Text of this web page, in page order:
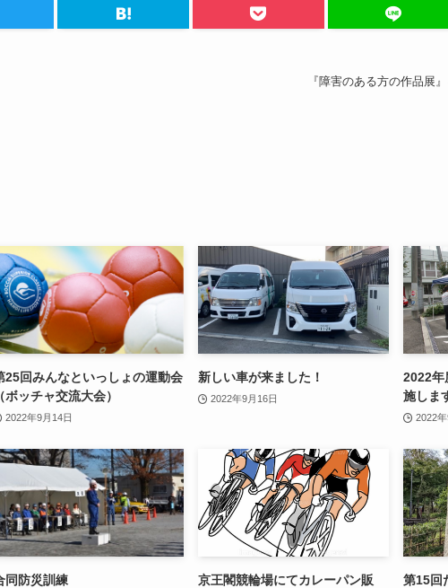
『障害のある方の作品展
25回みんなといっしょの運動会
（ボッチャ交流大会）
2022年9月14日
新しい車が来ました！
2022年9月16日
2022年
施しま
2022
同防災訓練
京王閣競輪場にてカレーパン販
第15回